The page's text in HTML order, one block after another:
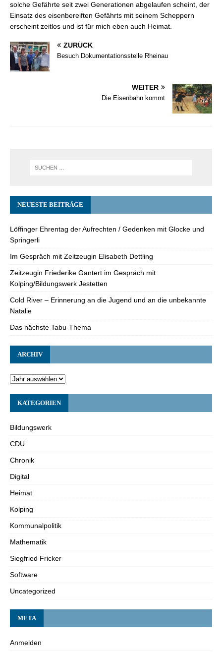
solche Gefährte seit zwei Generationen abgelaufen scheint, der
Einsatz des eisenbereiften Gefährts mit seinem Scheppern
erscheint zeitlos und ist für mich eben auch Heimat.
ZURÜCK
Besuch Dokumentationsstelle Rheinau
WEITER
Die Eisenbahn kommt
NEUESTE BEITRÄGE
Löffinger Ehrentag der Aufrechten / Gedenken mit Glocke und
Springerli
Im Gespräch mit Zeitzeugin Elisabeth Dettling
Zeitzeugin Friederike Gantert im Gespräch mit
Kolping/Bildungswerk Jestetten
Cold River – Erinnerung an die Jugend und an die unbekannte
Natalie
Das nächste Tabu-Thema
ARCHIV
KATEGORIEN
Bildungswerk
CDU
Chronik
Digital
Heimat
Kolping
Kommunalpolitik
Mathematik
Siegfried Fricker
Software
Uncategorized
META
Anmelden